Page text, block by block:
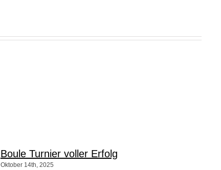
Boule Turnier voller Erfolg
Oktober 14th, 2025